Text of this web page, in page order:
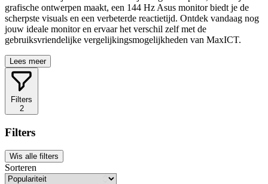
grafische ontwerpen maakt, een 144 Hz Asus monitor biedt je de
scherpste visuals en een verbeterde reactietijd. Ontdek vandaag nog
jouw ideale monitor en ervaar het verschil zelf met de
gebruiksvriendelijke vergelijkingsmogelijkheden van MaxICT.
Lees meer
Filters
2
Filters
Wis alle filters
Sorteren